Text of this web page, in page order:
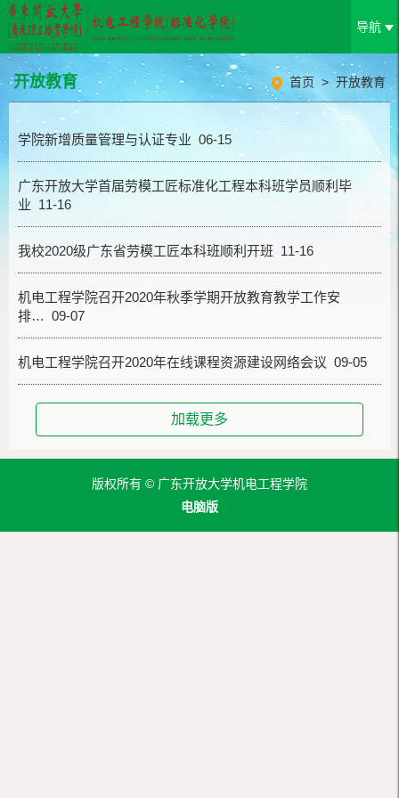
导航
开放教育 首页 > 开放教育
学院新增质量管理与认证专业 06-15
广东开放大学首届劳模工匠标准化工程本科班学员顺利毕
业 11-16
我校2020级广东省劳模工匠本科班顺利开班 11-16
机电工程学院召开2020年秋季学期开放教育教学工作安
排… 09-07
机电工程学院召开2020年在线课程资源建设网络会议 09-05
加载更多
版权所有 © 广东开放大学机电工程学院
电脑版